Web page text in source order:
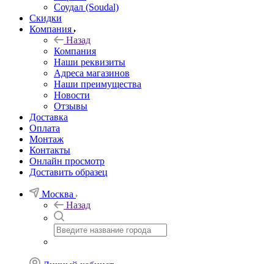
Соудал (Soudal)
Скидки
Компания
Назад
Компания
Наши реквизиты
Адреса магазинов
Наши преимущества
Новости
Отзывы
Доставка
Оплата
Монтаж
Контакты
Онлайн просмотр
Доставить образец
Москва
Назад